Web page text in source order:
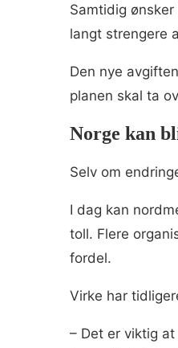
Samtidig
langt strengere
Den nye
planen skal ta
Norge kan
Selv om
I dag kan
toll. Flere
fordel.
Virke har
– Det er viktig